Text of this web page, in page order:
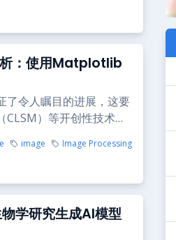
：使用Matplotlib
了令人瞩目的进展，这要
CLSM）等开创性技术…
image Image Processing
学研究生成AI模型